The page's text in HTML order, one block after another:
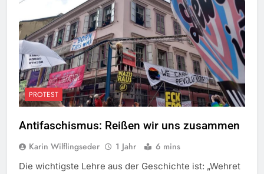
PROTEST
Antifaschismus: Reißen wir uns zusammen
Karin Wilflingseder 1 Jahr 6 mins
Die wichtigste Lehre aus der Geschichte ist: „Wehret